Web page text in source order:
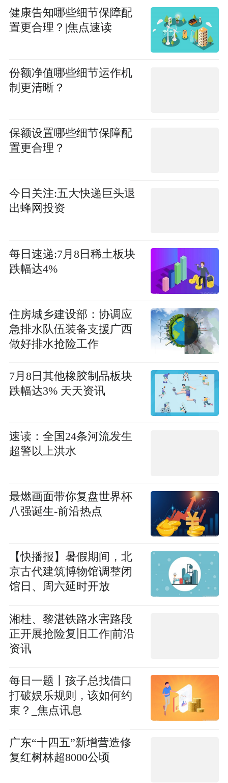
健康告知哪些细节保障配
置更合理？|焦点速读
份额净值哪些细节运作机
制更清晰？
保额设置哪些细节保障配
置更合理？
今日关注:五大快递巨头退
出蜂网投资
每日速递:7月8日稀土板块
跌幅达4%
住房城乡建设部：协调应
急排水队伍装备支援广西
做好排水抢险工作
7月8日其他橡胶制品板块
跌幅达3% 天天资讯
速读：全国24条河流发生
超警以上洪水
最燃画面带你复盘世界杯
八强诞生-前沿热点
【快播报】暑假期间，北
京古代建筑博物馆调整闭
馆日、周六延时开放
湘桂、黎湛铁路水害路段
正开展抢险复旧工作|前沿
资讯
每日一题丨孩子总找借口
打破娱乐规则，该如何约
束？_焦点讯息
广东“十四五”新增营造修
复红树林超8000公顷